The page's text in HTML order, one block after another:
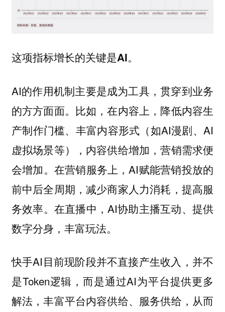
这项指标增长的关键是AI。
AI的作用机制主要是成为工具，贯穿到业务
的方方面面。比如，在内容上，降低内容生
产制作门槛、丰富内容形式（如AI漫剧、AI
虚拟场景等），内容供给增加，营销需求便
会增加。在营销服务上，AI赋能营销投放的
前中后全周期，减少商家人力消耗，提高服
务效率。在直播中，AI协助主播互动、提供
数字分身，丰富玩法。
快手AI目前现阶段并不直接产生收入，并不
是Token逻辑，而是通过AI为平台提供更多
解法，丰富平台内容供给、服务供给，从而